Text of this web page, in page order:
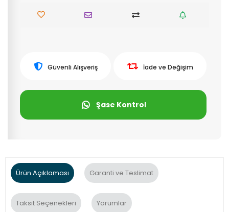
Güvenli Alışveriş İade ve Değişim
Şase Kontrol
Ürün Açıklaması Garanti ve Teslimat
Taksit Seçenekleri Yorumlar